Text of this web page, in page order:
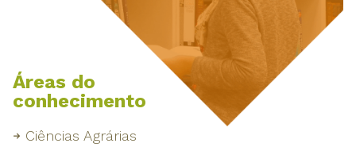
Áreas do
conhecimento
Ciências Agrárias